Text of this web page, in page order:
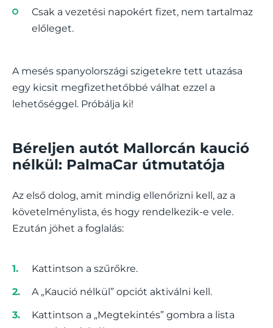
Csak a vezetési napokért fizet, nem tartalmaz
előleget.
A mesés spanyolországi szigetekre tett utazása
egy kicsit megfizethetőbbé válhat ezzel a
lehetőséggel. Próbálja ki!
Béreljen autót Mallorcán kaució
nélkül: PalmaCar útmutatója
Az első dolog, amit mindig ellenőrizni kell, az a
követelménylista, és hogy rendelkezik-e vele.
Ezután jöhet a foglalás:
Kattintson a szűrőkre.
A „Kaució nélkül” opciót aktiválni kell.
Kattintson a „Megtekintés” gombra a lista